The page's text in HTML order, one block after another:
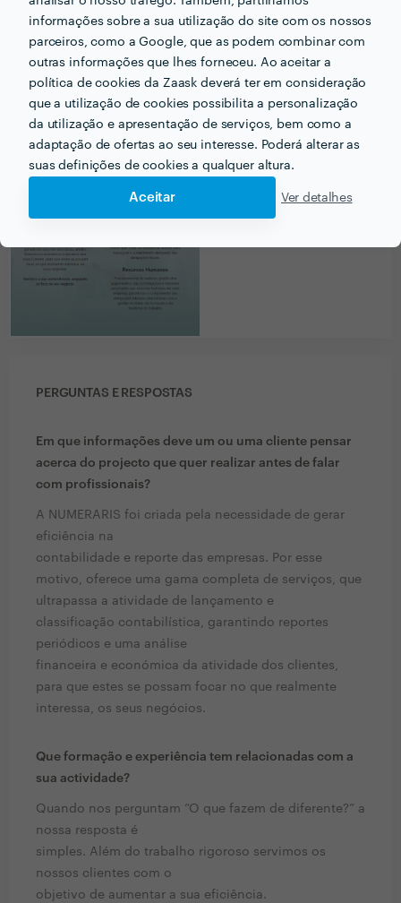
informações sobre a sua utilização do site com os nossos
parceiros, como a Google, que as podem combinar com
outras informações que lhes forneceu. Ao aceitar a
política de cookies da Zaask deverá ter em consideração
que a utilização de cookies possibilita a personalização
da utilização e apresentação de serviços, bem como a
adaptação de ofertas ao seu interesse. Poderá alterar as
suas definições de cookies a qualquer altura.
Aceitar Ver detalhes
Ver mais
PORTEFÓLIO
PERGUNTAS E RESPOSTAS
Em que informações deve um ou uma cliente pensar
acerca do projecto que quer realizar antes de falar
com profissionais?
A NUMERARIS foi criada pela necessidade de gerar
eficiência na
contabilidade e reporte das empresas. Por esse
motivo, oferece uma gama completa de serviços, que
ultrapassa a atividade de lançamento e
classificação contabilística, garantindo reportes
periódicos e uma análise
financeira e económica da atividade dos clientes,
para que estes se possam focar no que realmente
interessa, os seus negócios.
Que formação e experiência tem relacionadas com a
sua actividade?
Quando nos perguntam “O que fazem de diferente?” a
nossa resposta é
simples. Além do trabalho rigoroso servimos os
nossos clientes com o
objetivo de aumentar a sua eficiência.